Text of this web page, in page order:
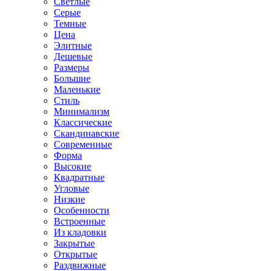
Серые
Темные
Цена
Элитные
Дешевые
Размеры
Большие
Маленькие
Стиль
Минимализм
Классические
Скандинавские
Современные
Форма
Высокие
Квадратные
Угловые
Низкие
Особенности
Встроенные
Из кладовки
Закрытые
Открытые
Раздвижные